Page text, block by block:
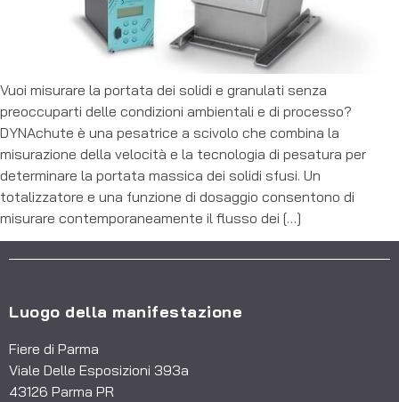
Vuoi misurare la portata dei solidi e granulati senza
preoccuparti delle condizioni ambientali e di processo?
DYNAchute è una pesatrice a scivolo che combina la
misurazione della velocità e la tecnologia di pesatura per
determinare la portata massica dei solidi sfusi. Un
totalizzatore e una funzione di dosaggio consentono di
misurare contemporaneamente il flusso dei […]
Luogo della manifestazione
Fiere di Parma
Viale Delle Esposizioni 393a
43126 Parma PR